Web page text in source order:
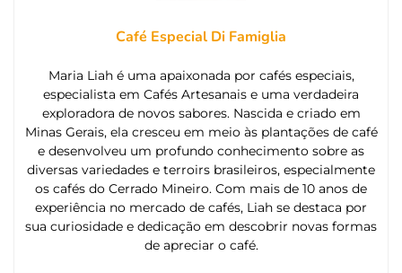
Café Especial Di Famiglia
Maria Liah é uma apaixonada por cafés especiais,
especialista em Cafés Artesanais e uma verdadeira
exploradora de novos sabores. Nascida e criado em
Minas Gerais, ela cresceu em meio às plantações de café
e desenvolveu um profundo conhecimento sobre as
diversas variedades e terroirs brasileiros, especialmente
os cafés do Cerrado Mineiro. Com mais de 10 anos de
experiência no mercado de cafés, Liah se destaca por
sua curiosidade e dedicação em descobrir novas formas
de apreciar o café.